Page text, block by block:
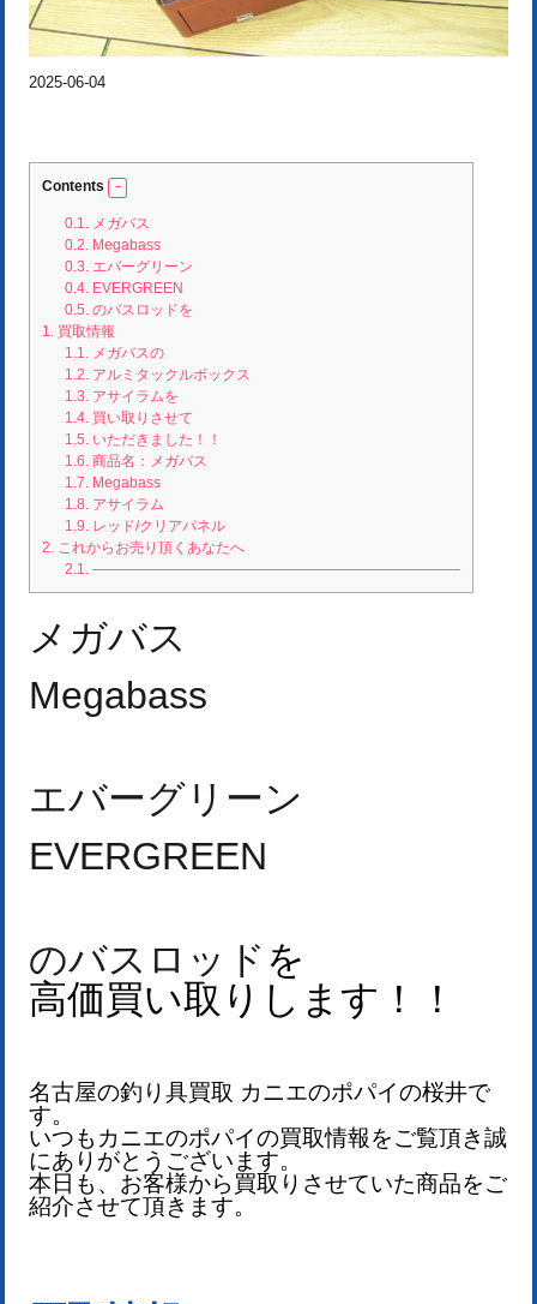
2025-06-04
Contents
0.1.メガバス
0.2.Megabass
0.3.エバーグリーン
0.4.EVERGREEN
0.5.のバスロッドを
1. 買取情報
1.1.メガバスの
1.2.アルミタックルボックス
1.3.アサイラムを
1.4.買い取りさせて
1.5.いただきました！！
1.6.商品名：メガバス
1.7.Megabass
1.8.アサイラム
1.9.レッド/クリアパネル
2. これからお売り頂くあなたへ
2.1.—————————————————————————–
メガバス
Megabass
エバーグリーン
EVERGREEN
のバスロッド を
高価買い取りします！
！
名古屋の釣り具買取 カニエのポパイの桜井で
す。
いつもカニエのポパイの買取情報をご覧頂き誠
にありがとうございます。
本日も、お客様から買取りさせていた商品をご
紹介させて頂きます。